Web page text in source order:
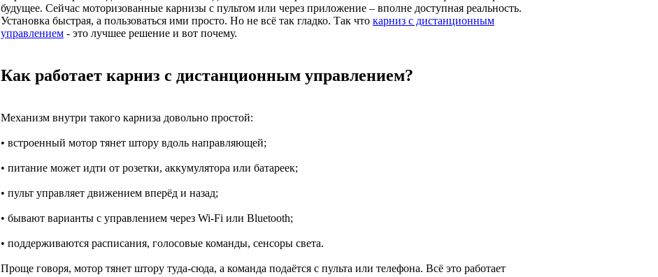
будущее. Сейчас моторизованные карнизы с пультом или через приложение – вполне доступная реальность.
Установка быстрая, а пользоваться ими просто. Но не всё так гладко. Так что карниз с дистанционным
управлением - это лучшее решение и вот почему.
Как работает карниз с дистанционным управлением?
Механизм внутри такого карниза довольно простой:
• встроенный мотор тянет штору вдоль направляющей;
• питание может идти от розетки, аккумулятора или батареек;
• пульт управляет движением вперёд и назад;
• бывают варианты с управлением через Wi-Fi или Bluetooth;
• поддерживаются расписания, голосовые команды, сенсоры света.
Проще говоря, мотор тянет штору туда-сюда, а команда подаётся с пульта или телефона. Всё это работает